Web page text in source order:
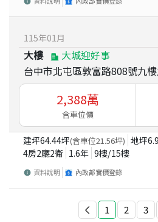
115年01月
大樓
大城迎好事
台中市北屯區敦富路808號九
2,388萬
含車位價
建坪64.44坪(含車位21.56坪) 地坪
4房2廳2衛 1.6年 9樓/15樓
資料說明 內政部實價登錄
1 2 3